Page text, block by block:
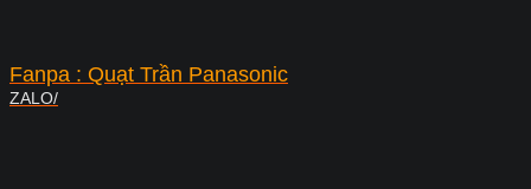
Fanpa : Quạt Trần Panasonic
ZALO/